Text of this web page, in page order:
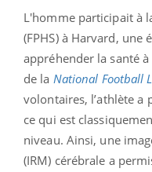
L'homme participait à
(FPHS) à Harvard, une
appréhender la santé
de la National Football
volontaires, l’athlète a
ce qui est
niveau. Ainsi, une
(IRM) cérébrale a